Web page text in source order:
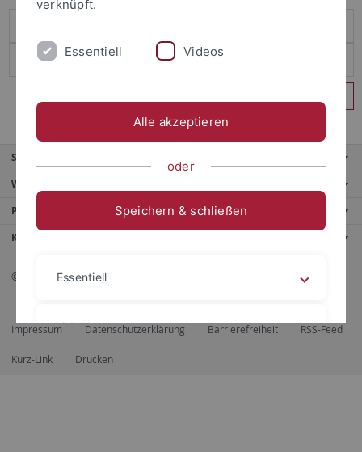
Service
Weitere Angebote
Portale
Kontaktinfo
© 2026 Eberhard Karls Universität Tübingen, Tübingen
Impressum Datenschutzerklärung Barrierefreiheit RSS-Feed
Kurz-Link Drucken
verknüpft.
Essentiell Videos
Alle akzeptieren
oder
Speichern & schließen
Essentiell
Videos